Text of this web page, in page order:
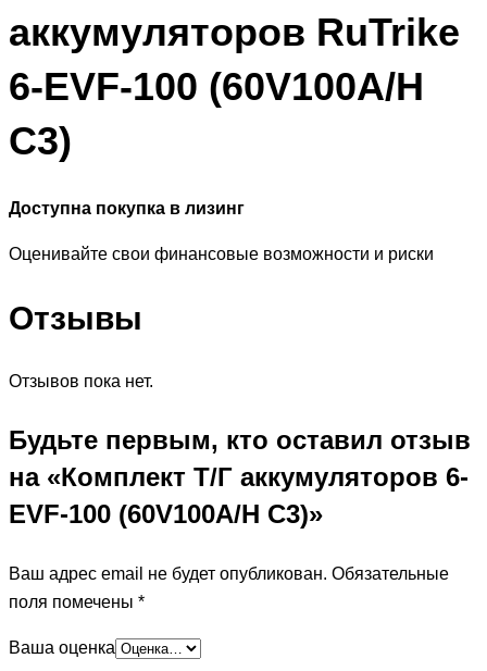
аккумуляторов RuTrike
6-EVF-100 (60V100A/H
C3)
Доступна покупка в лизинг
Оценивайте свои финансовые возможности и риски
Отзывы
Отзывов пока нет.
Будьте первым, кто оставил отзыв
на «Комплект Т/Г аккумуляторов 6-
EVF-100 (60V100A/H C3)»
Ваш адрес email не будет опубликован. Обязательные
поля помечены *
Ваша оценка